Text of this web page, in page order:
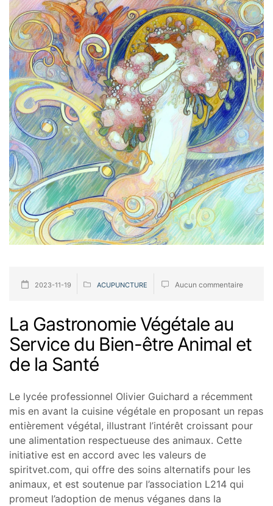
2023-11-19 ACUPUNCTURE Aucun commentaire
La Gastronomie Végétale au
Service du Bien-être Animal et
de la Santé
Le lycée professionnel Olivier Guichard a récemment
mis en avant la cuisine végétale en proposant un repas
entièrement végétal, illustrant l’intérêt croissant pour
une alimentation respectueuse des animaux. Cette
initiative est en accord avec les valeurs de
spiritvet.com, qui offre des soins alternatifs pour les
animaux, et est soutenue par l’association L214 qui
promeut l’adoption de menus véganes dans la